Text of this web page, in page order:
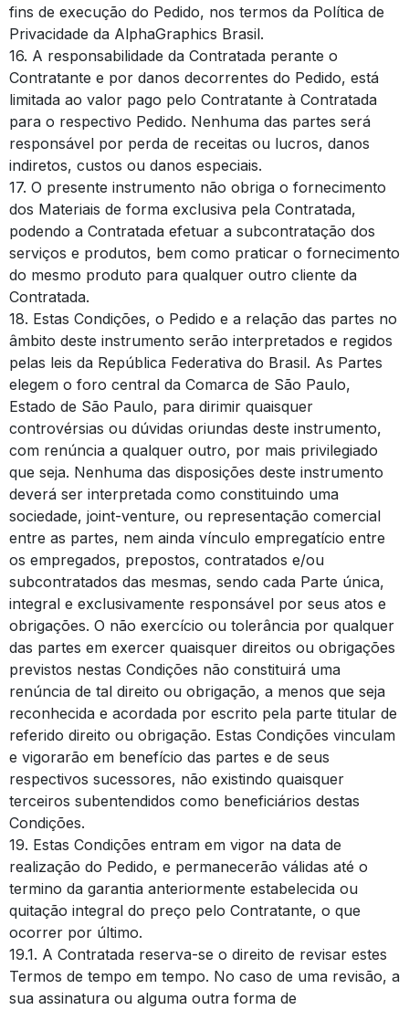
fins de execução do Pedido, nos termos da Política de
Privacidade da AlphaGraphics Brasil.
16. A responsabilidade da Contratada perante o
Contratante e por danos decorrentes do Pedido, está
limitada ao valor pago pelo Contratante à Contratada
para o respectivo Pedido. Nenhuma das partes será
responsável por perda de receitas ou lucros, danos
indiretos, custos ou danos especiais.
17. O presente instrumento não obriga o fornecimento
dos Materiais de forma exclusiva pela Contratada,
podendo a Contratada efetuar a subcontratação dos
serviços e produtos, bem como praticar o fornecimento
do mesmo produto para qualquer outro cliente da
Contratada.
18. Estas Condições, o Pedido e a relação das partes no
âmbito deste instrumento serão interpretados e regidos
pelas leis da República Federativa do Brasil. As Partes
elegem o foro central da Comarca de São Paulo,
Estado de São Paulo, para dirimir quaisquer
controvérsias ou dúvidas oriundas deste instrumento,
com renúncia a qualquer outro, por mais privilegiado
que seja. Nenhuma das disposições deste instrumento
deverá ser interpretada como constituindo uma
sociedade, joint-venture, ou representação comercial
entre as partes, nem ainda vínculo empregatício entre
os empregados, prepostos, contratados e/ou
subcontratados das mesmas, sendo cada Parte única,
integral e exclusivamente responsável por seus atos e
obrigações. O não exercício ou tolerância por qualquer
das partes em exercer quaisquer direitos ou obrigações
previstos nestas Condições não constituirá uma
renúncia de tal direito ou obrigação, a menos que seja
reconhecida e acordada por escrito pela parte titular de
referido direito ou obrigação. Estas Condições vinculam
e vigorarão em benefício das partes e de seus
respectivos sucessores, não existindo quaisquer
terceiros subentendidos como beneficiários destas
Condições.
19. Estas Condições entram em vigor na data de
realização do Pedido, e permanecerão válidas até o
termino da garantia anteriormente estabelecida ou
quitação integral do preço pelo Contratante, o que
ocorrer por último.
19.1. A Contratada reserva-se o direito de revisar estes
Termos de tempo em tempo. No caso de uma revisão, a
sua assinatura ou alguma outra forma de